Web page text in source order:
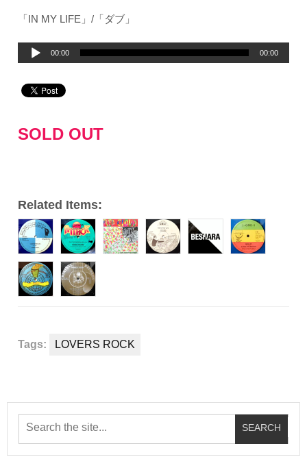
「IN MY LIFE」/「ダブ」
プ
ヤ
00:00 00:00
SOLD OUT
Related Items:
Tags: LOVERS ROCK